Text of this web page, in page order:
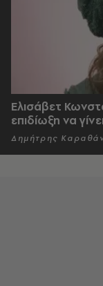
Ελισάβετ
επιδίωξη να
Δημήτρης